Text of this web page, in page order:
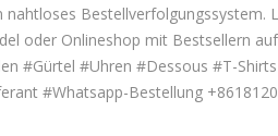
Bestellverfolgungssystem.
oder Onlineshop mit Bestsellern
#Gürtel #Uhren #Dessous #T-
#Whatsapp-Bestellung